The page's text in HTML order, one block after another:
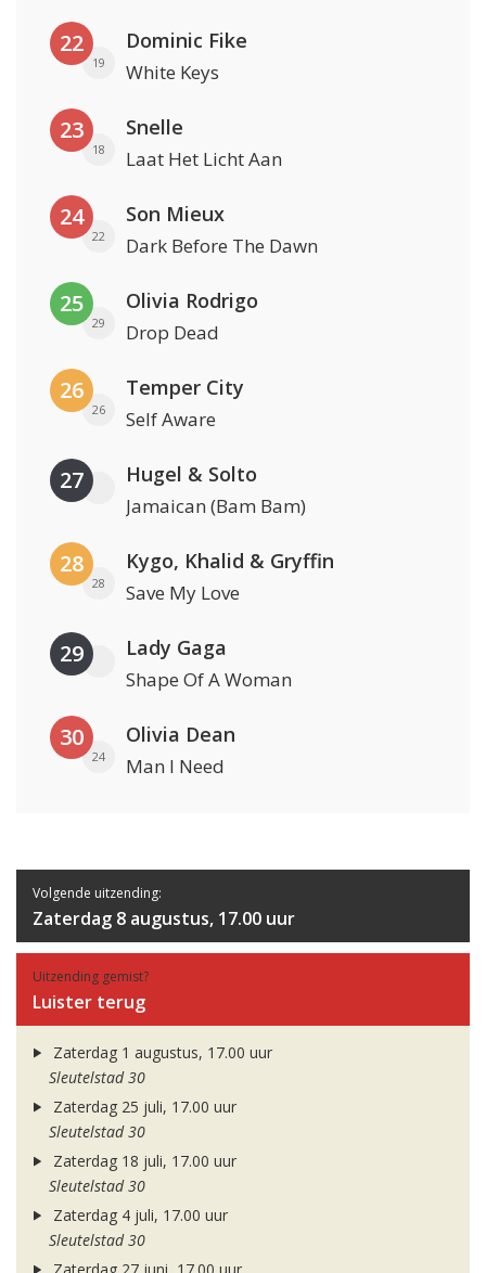
22
19
Dominic Fike
White Keys
23
18
Snelle
Laat Het Licht Aan
24
22
Son Mieux
Dark Before The Dawn
25
29
Olivia Rodrigo
Drop Dead
26
26
Temper City
Self Aware
27 Hugel & Solto
Jamaican (Bam Bam)
28
28
Kygo, Khalid & Gryffin
Save My Love
29 Lady Gaga
Shape Of A Woman
30
24
Olivia Dean
Man I Need
Volgende uitzending:
Zaterdag 8 augustus, 17.00 uur
Uitzending gemist?
Luister terug
Zaterdag 1 augustus, 17.00 uur
Sleutelstad 30
Zaterdag 25 juli, 17.00 uur
Sleutelstad 30
Zaterdag 18 juli, 17.00 uur
Sleutelstad 30
Zaterdag 4 juli, 17.00 uur
Sleutelstad 30